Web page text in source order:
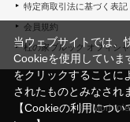
特定商取引法に基づく表記
会員規約
杜の家ブルック オフィシ
©
当ウェブサイトでは、
Cookieを使用していま
をクリックすることに
されたものとみなされ
【Cookieの利用につ